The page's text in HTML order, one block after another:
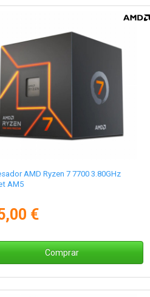
AMD Ryzen 7 7700 3.80GHz
AM5
€
Comprar